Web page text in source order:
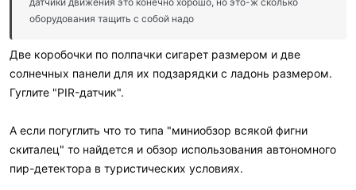
оборудования тащить с собой надо
Две коробочки по полпачки сигарет размером и две
солнечных панели для их подзарядки с ладонь размером.
Гуглите "PIR-датчик".
А если погуглить что то типа "миниобзор всякой фигни
скиталец" то найдется и обзор использования автономного
пир-детектора в туристических условиях.